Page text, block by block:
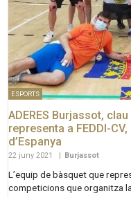
ESPORTS
ADERES Burjassot,
representa a FEDDI-
d’Espanya
22 juny 2021 Burjassot
L’equip de bàsquet que
competicions que organitza